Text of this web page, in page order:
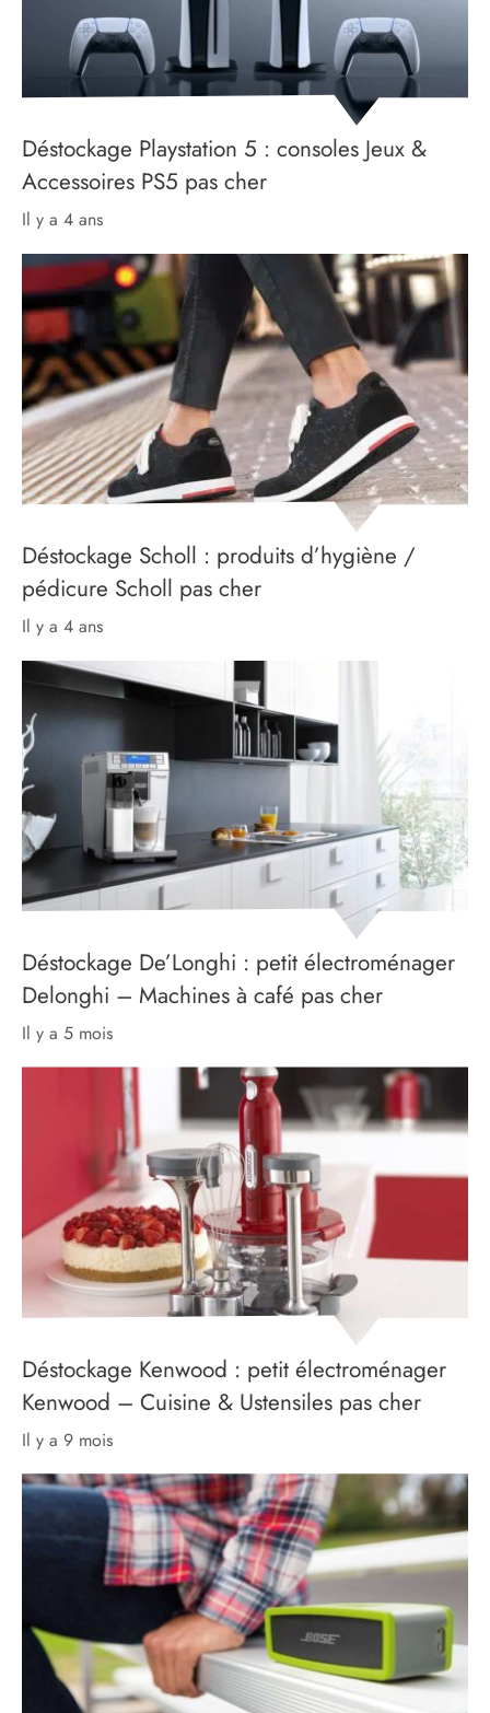
Déstockage Playstation 5 : consoles Jeux &
Accessoires PS5 pas cher
il y a 4 ans
Déstockage Scholl : produits d’hygiène /
pédicure Scholl pas cher
il y a 4 ans
Déstockage De’Longhi : petit électroménager
Delonghi – Machines à café pas cher
il y a 5 mois
Déstockage Kenwood : petit électroménager
Kenwood – Cuisine & Ustensiles pas cher
il y a 9 mois